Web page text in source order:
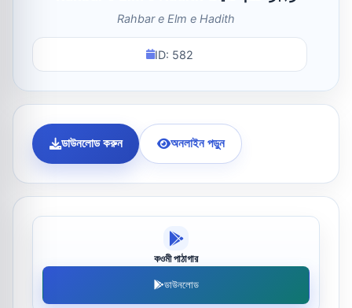
Rahbar e Elm e Hadith
ID: 582
ডাউনলোড করুন অনলাইন পড়ুন
কওমী পাঠাগার
ডাউনলোড